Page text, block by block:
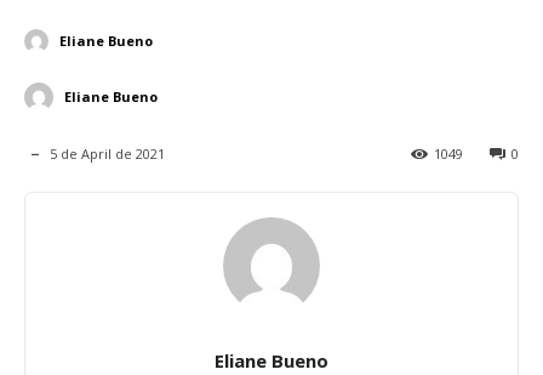
Eliane Bueno
Eliane Bueno
5 de April de 2021 0
1049
Eliane Bueno